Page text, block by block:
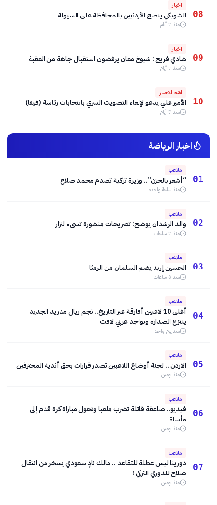
08
اخبار
الشوبكي ينصح الأردنيين بالمحافظة على السيولة
منذ 7 أيام
09
اخبار
شادي فريج : شيوخ معان يرفضون استقبال جاهة من العقبة
منذ 7 أيام
10
اهم الاخبار
الأمير علي يدعو لإلغاء التصويت السري بانتخابات رئاسة (فيفا)
منذ 7 أيام
اخبار الرياضة
01
ملاعب
“أشعر بالحزن”.. وزيرة تركية تصدم محمد صلاح
منذ ساعة واحدة
02
ملاعب
والد الرشدان يوضح: تصريحات منشورة تسيء لنزار
منذ 7 ساعات
03
ملاعب
الحسين إربد يضم السلمان من الرمثا
منذ 8 ساعات
04
ملاعب
أغلى 10 لاعبين أفارقة عبر التاريخ.. نجم ريال مدريد الجديد
ينتزع الصدارة وتواجد عربي لافت
منذ يوم واحد
05
ملاعب
الاردن .. لجنة أوضاع اللاعبين تصدر قرارات بحق أندية المحترفين
منذ يومين
06
ملاعب
فيديو.. صاعقة قاتلة تضرب ملعبا وتحول مباراة كرة قدم إلى
مأساة
منذ يومين
07
ملاعب
دورينا ليس عطلة للتقاعد .. مالك نادٍ سعودي يسخر من انتقال
صلاح للدوري التركي !
منذ يومين